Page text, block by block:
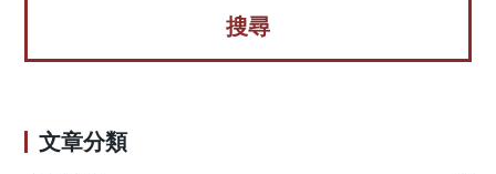
具有潛在的神經保護效果。首先使用經Aβ25-35寡聚體處理之
小鼠海馬迴初級神經細胞，建立一個初步的篩藥平臺，發現
海藻糖或乳果糖管餵5天後，再以立體定位手術注射Aβ25-35
(streptozocin)誘導高血糖的APPSwe、PS1M146V、
TauP30IL三基因轉殖阿茲海默症小鼠中，LM-031進一步挽救
對NRF2及pCREB的負向調節，降低海馬迴及皮層內Aβ及Tau
疊、活化NRF2及CREB路徑、抑制細胞凋零及促進神經突生
文章分類